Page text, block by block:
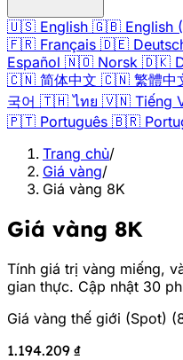
🇺🇸 English 🇬🇧 English
🇫🇷 Français 🇩🇪
Español 🇳🇴 Norsk 🇩🇰
🇨🇳 简体中文 🇨🇳 繁體中
국어 🇹🇭 ไทย 🇻🇳 Tiếng
🇵🇹 Português 🇧🇷
Trang chủ/
Giá vàng/
Giá vàng 8K
Giá vàng 8K
Tính giá trị vàng miếng,
gian thực. Cập nhật 30
Giá vàng thế giới (Spot) (
1.194.209 ₫